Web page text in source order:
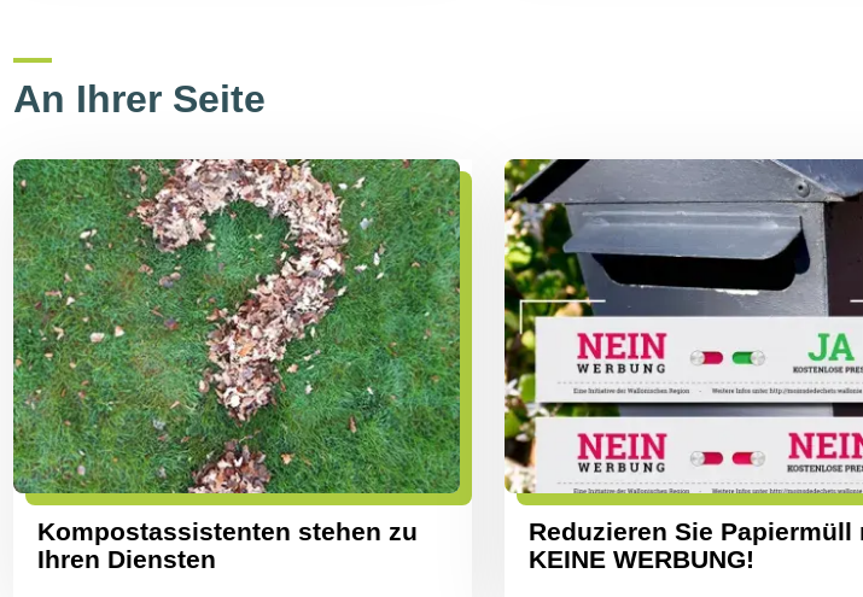
An Ihrer Seite
Kompostassistenten stehen zu
Ihren Diensten
Reduzieren Sie Papiermüll
KEINE WERBUNG!